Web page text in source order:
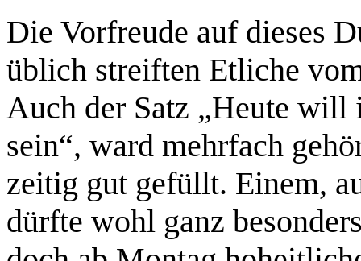
Die Vorfreude auf dieses
üblich streiften Etliche
Auch der Satz „Heute will
sein“, ward mehrfach
zeitig gut gefüllt. Einem,
dürfte wohl ganz